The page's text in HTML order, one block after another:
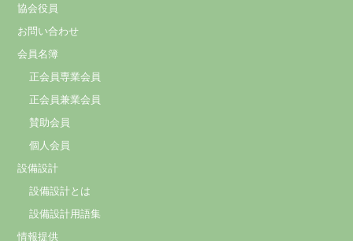
協会役員
お問い合わせ
会員名簿
正会員専業会員
正会員兼業会員
賛助会員
個人会員
設備設計
設備設計とは
設備設計用語集
情報提供